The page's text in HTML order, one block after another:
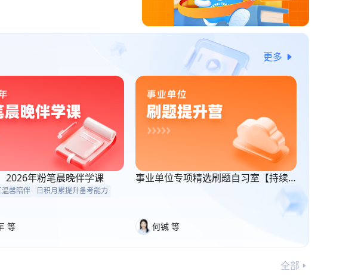
更多
2026年粉笔晨晚伴学课
馨陪伴 日积月累提升备考能力
等
事业单位专项精选刷题自习室【持续
何铖 等
全部